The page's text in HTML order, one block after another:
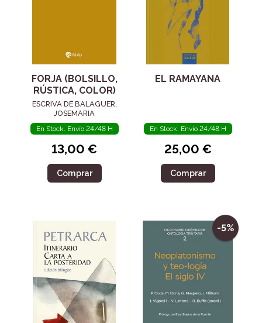
FORJA (BOLSILLO,
RÚSTICA, COLOR)
ESCRIVA DE BALAGUER,
JOSEMARIA
En Stock. Envío 24/48 H
13,00 €
Comprar
EL RAMAYANA
En Stock. Envío 24/48 H
25,00 €
Comprar
-5%